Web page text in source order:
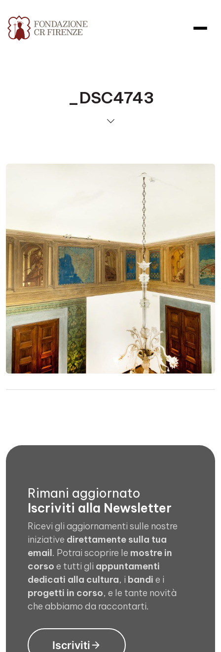
_DSC4743
Rimani aggiornato
Iscriviti alla Newsletter
Ricevi gli aggiornamenti sulle nostre
iniziative direttamente sulla tua
email. Potrai scoprire le mostre in
corso e tutti gli appuntamenti
dedicati alla cultura, i bandi e i
progetti in corso, e le tante novità
che abbiamo da raccontarti.
Iscriviti